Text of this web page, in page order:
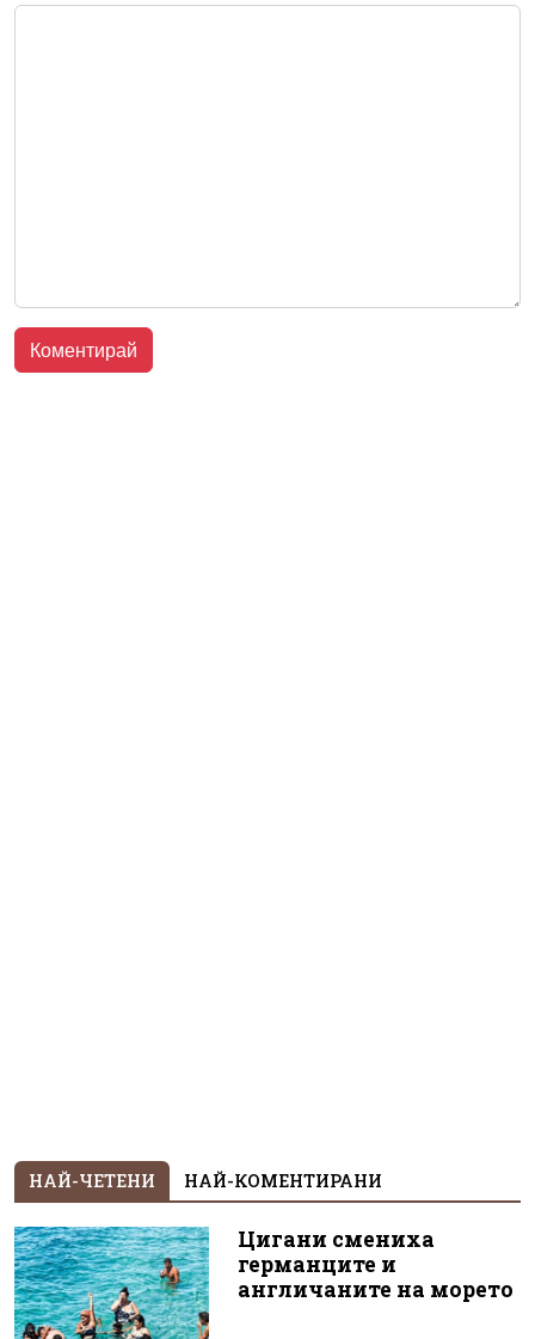
НАЙ-ЧЕТЕНИ НАЙ-КОМЕНТИРАНИ
Цигани смениха
германците и
англичаните на морето